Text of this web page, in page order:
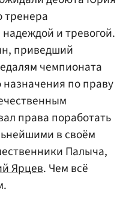
тренера
и тревогой.
приведший
чемпионата
по праву
права поработать
в своём
Палыча,
Ярцев. Чем всё